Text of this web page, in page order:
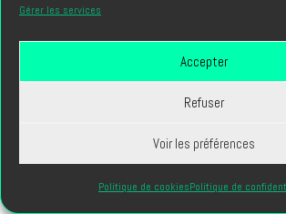
Gérer les services
Accepter
Refuser
Voir les préférences
Politique de cookiesPolitique de